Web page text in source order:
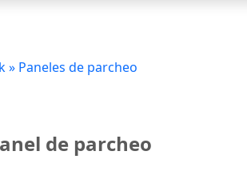
» Paneles de parcheo
de parcheo